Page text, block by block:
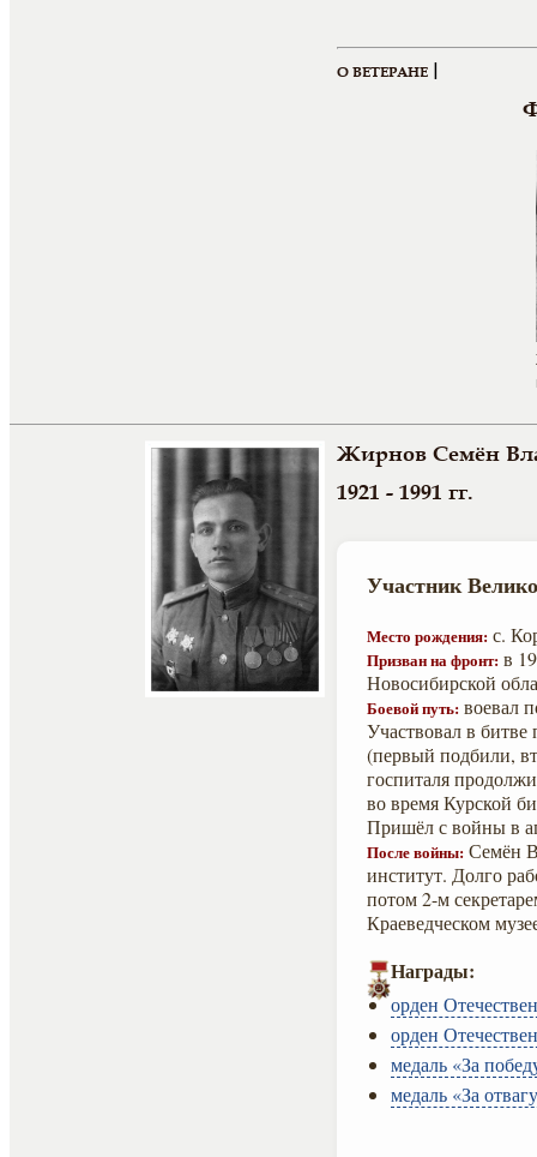
О ВЕТЕРАНЕ |
Жирнов Семён
1921 - 1991 гг.
Участник
Место рождения: с.
Призван на фронт: в
Новосибирской
Боевой путь: воевал
Участвовал в
(первый подбили,
госпиталя
во время Курской
Пришёл с войны в
После войны: Семён
институт. Долго
потом 2-м
Краеведческом
Награды:
орден
орден
медаль «За
медаль «За